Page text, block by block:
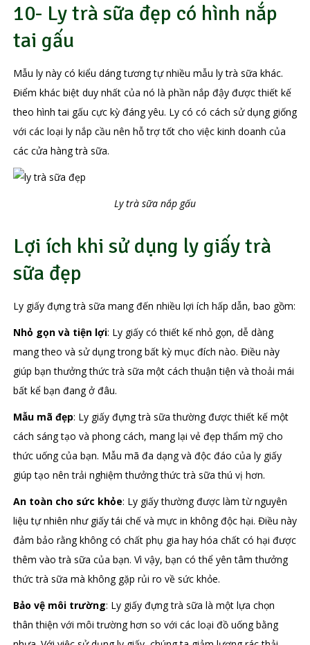
10- Ly trà sữa đẹp có hình nắp
tai gấu
Mẫu ly này có kiểu dáng tương tự nhiều mẫu ly trà sữa khác.
Điểm khác biệt duy nhất của nó là phần nắp đậy được thiết kế
theo hình tai gấu cực kỳ đáng yêu. Ly có có cách sử dụng giống
với các loại ly nắp cầu nên hỗ trợ tốt cho việc kinh doanh của
các cửa hàng trà sữa.
Ly trà sữa nắp gấu
Lợi ích khi sử dụng ly giấy trà
sữa đẹp
Ly giấy đựng trà sữa mang đến nhiều lợi ích hấp dẫn, bao gồm:
Nhỏ gọn và tiện lợi: Ly giấy có thiết kế nhỏ gọn, dễ dàng
mang theo và sử dụng trong bất kỳ mục đích nào. Điều này
giúp bạn thưởng thức trà sữa một cách thuận tiện và thoải mái
bất kể bạn đang ở đâu.
Mẫu mã đẹp: Ly giấy đựng trà sữa thường được thiết kế một
cách sáng tạo và phong cách, mang lại vẻ đẹp thẩm mỹ cho
thức uống của bạn. Mẫu mã đa dạng và độc đáo của ly giấy
giúp tạo nên trải nghiệm thưởng thức trà sữa thú vị hơn.
An toàn cho sức khỏe: Ly giấy thường được làm từ nguyên
liệu tự nhiên như giấy tái chế và mực in không độc hại. Điều này
đảm bảo rằng không có chất phụ gia hay hóa chất có hại được
thêm vào trà sữa của bạn. Vì vậy, bạn có thể yên tâm thưởng
thức trà sữa mà không gặp rủi ro về sức khỏe.
Bảo vệ môi trường: Ly giấy đựng trà sữa là một lựa chọn
thân thiện với môi trường hơn so với các loại đồ uống bằng